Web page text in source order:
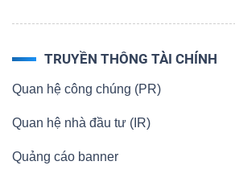
TRUYỀN THÔNG TÀI CHÍNH
Quan hệ công chúng (PR)
Quan hệ nhà đầu tư (IR)
Quảng cáo banner